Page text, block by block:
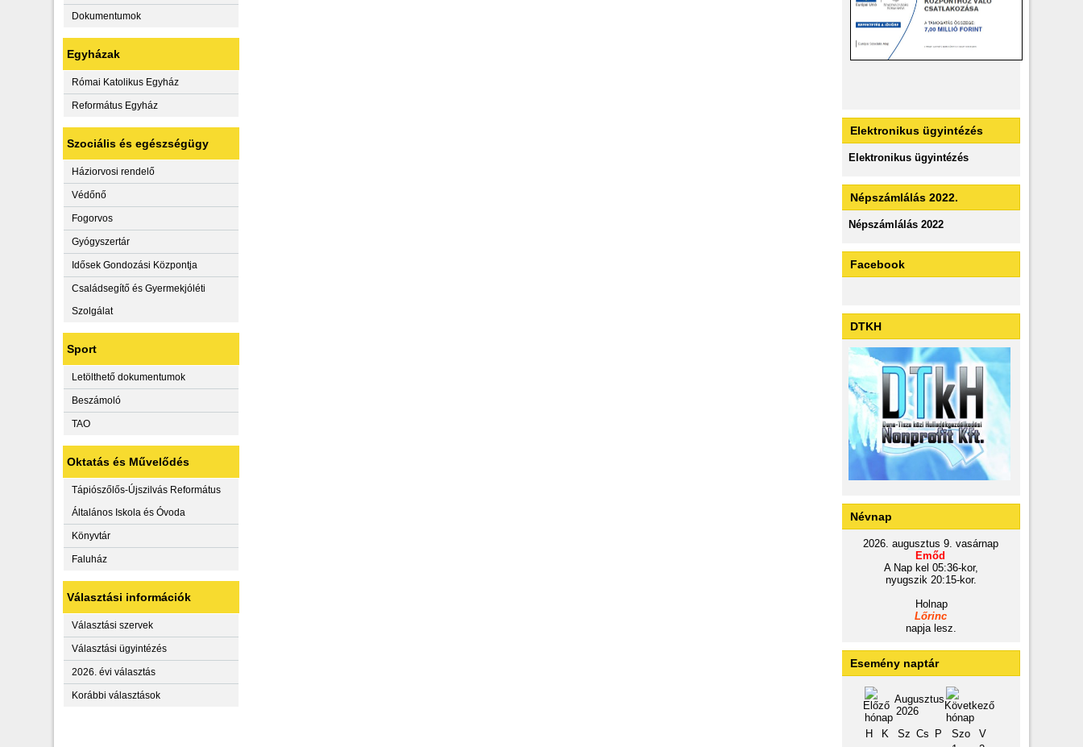
Dokumentumok
Egyházak
Római Katolikus Egyház
Református Egyház
Szociális és egészségügy
Háziorvosi rendelő
Védőnő
Fogorvos
Gyógyszertár
Idősek Gondozási Központja
Családsegítő és Gyermekjóléti
Szolgálat
Sport
Letölthető dokumentumok
Beszámoló
TAO
Oktatás és Művelődés
Tápiószőlős-Újszilvás Református
Általános Iskola és Óvoda
Könyvtár
Faluház
Választási információk
Választási szervek
Választási ügyintézés
2026. évi választás
Korábbi választások
Elektronikus ügyintézés
Elektronikus ügyintézés
Népszámlálás 2022.
Népszámlálás 2022
Facebook
DTKH
Névnap
2026. augusztus 9. vasárnap
Emőd
A Nap kel 05:36-kor,
nyugszik 20:15-kor.
Holnap
Lőrinc
napja lesz.
Esemény naptár
Augusztus
2026
H
K Sz Cs P Szo
V